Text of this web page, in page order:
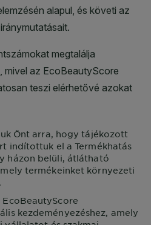
Önt arra, hogy tájékozott
indítottuk el a Termékhatás
házon belüli, átlátható
termékeinket környezeti
kezdeményezéshez, amely